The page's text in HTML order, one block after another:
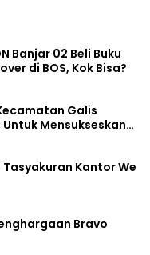
Banjar 02 Beli Buku
di BOS, Kok Bisa?
Galis
Mensukseskan
Kantor We
Bravo